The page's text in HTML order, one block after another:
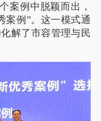
案例中脱颖而出，
案例”。这一模式通
解了市容管理与民